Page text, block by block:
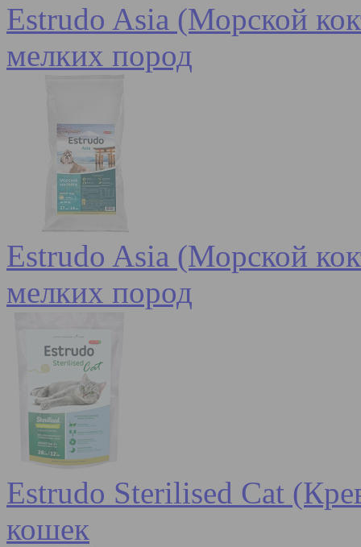
Estrudo Asia (Морской
мелких пород
Estrudo Asia (Морской
мелких пород
Estrudo Sterilised Cat
кошек